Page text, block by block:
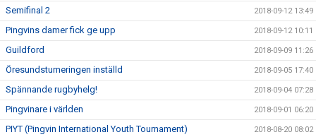
Semifinal 2 2018-09-12 13:49
Pingvins damer fick ge upp 2018-09-12 10:11
Guildford 2018-09-09 11:26
Öresundsturneringen inställd 2018-09-05 17:40
Spännande rugbyhelg! 2018-09-04 07:28
Pingvinare i världen 2018-09-01 06:20
PIYT (Pingvin International Youth Tournament) 2018-08-20 08:02